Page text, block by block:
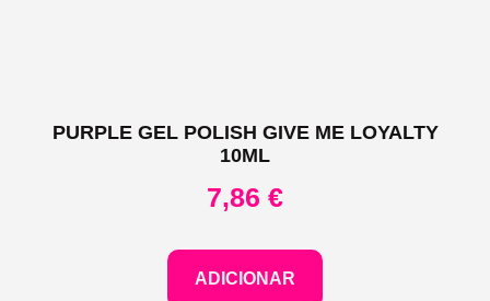
PURPLE GEL POLISH GIVE ME LOYALTY
10ML
7,86 €
ADICIONAR